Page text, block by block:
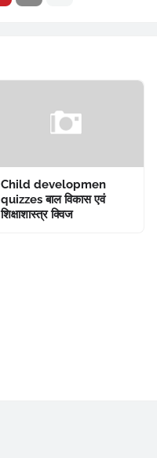
Child developmen
quizzes बाल विकास एवं
शिक्षाशास्त्र क्विज